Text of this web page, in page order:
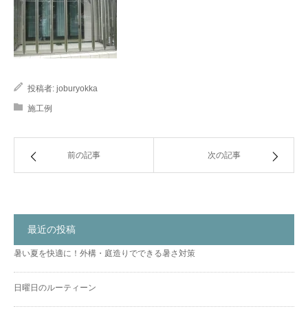
投稿者: joburyokka
施工例
前の記事 次の記事
最近の投稿
暑い夏を快適に！外構・庭造りでできる暑さ対策
日曜日のルーティーン